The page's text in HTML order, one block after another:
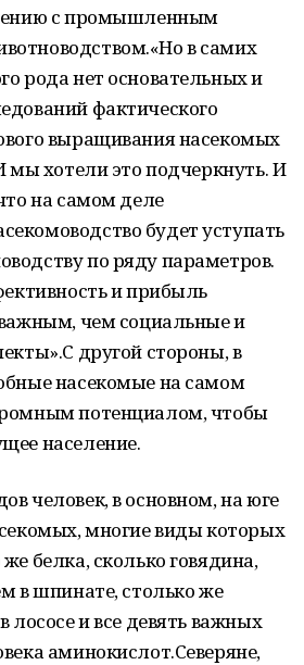
с промышленным
в самих
рода нет основательных и
фактического
выращивания насекомых
мы хотели это подчеркнуть. И
на самом деле
будет уступать
по ряду параметров.
и прибыль
важным, чем социальные и
другой стороны, в
насекомые на самом
потенциалом, чтобы
население.
человек, в основном, на юге
многие виды которых
белка, сколько говядина,
в шпинате, столько же
лососе и все девять важных
аминокислот.Северяне,